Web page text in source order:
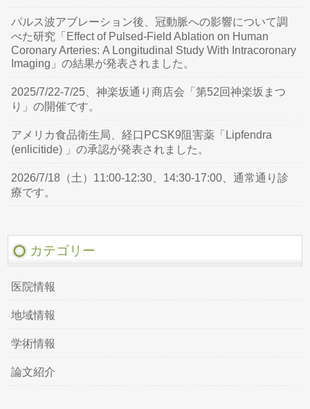
パルス波アブレーション後、冠動脈への影響について調
べた研究「Effect of Pulsed-Field Ablation on Human
Coronary Arteries: A Longitudinal Study With Intracoronary
Imaging」の結果が発表されました。
2025/7/22-7/25、神楽坂通り商店会「第52回神楽坂まつ
り」の開催です。
アメリカ食品衛生局、経口PCSK9阻害薬「Lipfendra
(enlicitide) 」の承認が発表されました。
2026/7/18（土）11:00-12:30、14:30-17:00、通常通り診
療です。
カテゴリー
医院情報
地域情報
学術情報
論文紹介